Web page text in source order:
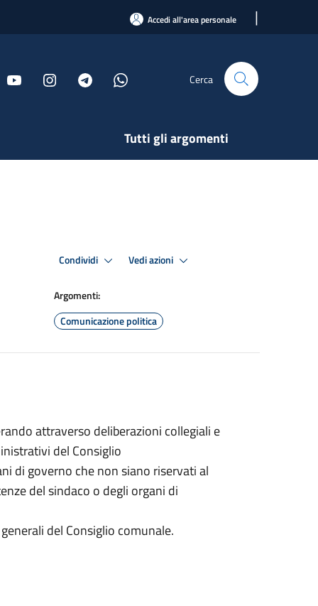
Accedi all'area personale |
Cerca
Tutti gli argomenti
Condividi Vedi azioni
Argomenti:
Comunicazione politica
attraverso deliberazioni collegiali e
del Consiglio
di governo che non siano riservati al
del sindaco o degli organi di
del Consiglio comunale.